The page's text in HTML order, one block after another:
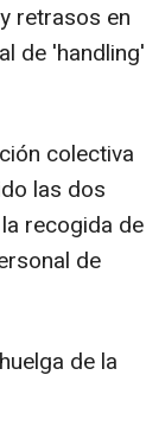
retrasos en
de 'handling'
colectiva
las dos
recogida de
de
de la